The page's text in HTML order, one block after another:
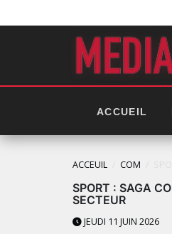
ACCUEIL
ACCEUIL COM
SPORT : SAGA
SECTEUR
JEUDI 11 JUIN 2026